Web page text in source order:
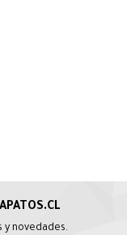
novedades.